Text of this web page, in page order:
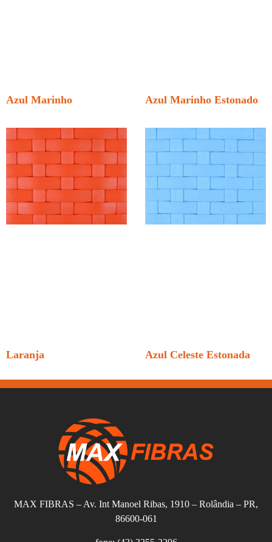
Azul Marinho Azul Marinho Estonado
Laranja Azul Celeste Estonada
MAX FIBRAS – Av. Int Manoel Ribas, 1910 – Rolândia – PR,
86600-061